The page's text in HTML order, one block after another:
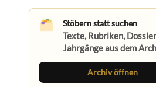
Stöbern statt suchen
Texte, Rubriken,
Jahrgänge aus dem
Archiv öffnen